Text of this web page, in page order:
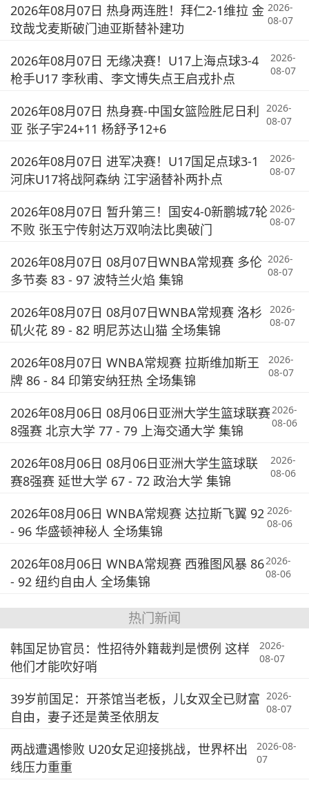
2026年08月07日 热身两连胜！拜仁2-1维拉 金
玟哉戈麦斯破门迪亚斯替补建功
2026-
08-07
2026年08月07日 无缘决赛！U17上海点球3-4
枪手U17 李秋甫、李文博失点王启戎扑点
2026-
08-07
2026年08月07日 热身赛-中国女篮险胜尼日利
亚 张子宇24+11 杨舒予12+6
2026-
08-07
2026年08月07日 进军决赛！U17国足点球3-1
河床U17将战阿森纳 江宇涵替补两扑点
2026-
08-07
2026年08月07日 暂升第三！国安4-0新鹏城7轮
不败 张玉宁传射达万双响法比奥破门
2026-
08-07
2026年08月07日 08月07日WNBA常规赛 多伦
多节奏 83 - 97 波特兰火焰 集锦
2026-
08-07
2026年08月07日 08月07日WNBA常规赛 洛杉
矶火花 89 - 82 明尼苏达山猫 全场集锦
2026-
08-07
2026年08月07日 WNBA常规赛 拉斯维加斯王
牌 86 - 84 印第安纳狂热 全场集锦
2026-
08-07
2026年08月06日 08月06日亚洲大学生篮球联赛
8强赛 北京大学 77 - 79 上海交通大学 集锦
2026-
08-06
2026年08月06日 08月06日亚洲大学生篮球联
赛8强赛 延世大学 67 - 72 政治大学 集锦
2026-
08-06
2026年08月06日 WNBA常规赛 达拉斯飞翼 92
- 96 华盛顿神秘人 全场集锦
2026-
08-06
2026年08月06日 WNBA常规赛 西雅图风暴 86
- 92 纽约自由人 全场集锦
2026-
08-06
热门新闻
韩国足协官员：性招待外籍裁判是惯例 这样
他们才能吹好哨
2026-
08-07
39岁前国足：开茶馆当老板，儿女双全已财富
自由，妻子还是黄圣依朋友
2026-
08-07
两战遭遇惨败 U20女足迎接挑战，世界杯出
线压力重重
2026-08-
07